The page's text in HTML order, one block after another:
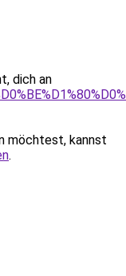
dich an
möchtest, kannst
.